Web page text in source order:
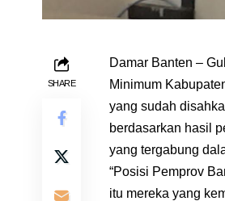
SHARE
Damar Banten –
Minimum
yang sudah
berdasarkan hasil
yang tergabung
“Posisi Pemprov
itu mereka yang